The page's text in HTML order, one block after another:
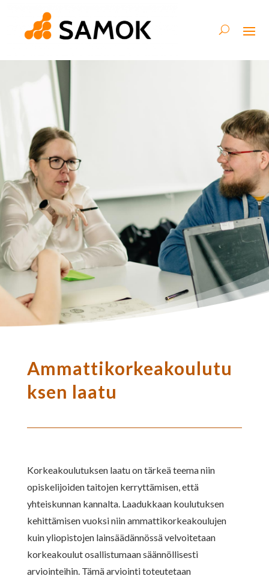
Ammattikorkeakoulutu
ksen laatu
Korkeakoulutuksen laatu on tärkeä teema niin
opiskelijoiden taitojen kerryttämisen, että
yhteiskunnan kannalta. Laadukkaan koulutuksen
kehittämisen vuoksi niin ammattikorkeakoulujen
kuin yliopistojen lainsäädännössä velvoitetaan
korkeakoulut osallistumaan säännöllisesti
arviointeihin. Tämä arviointi toteutetaan